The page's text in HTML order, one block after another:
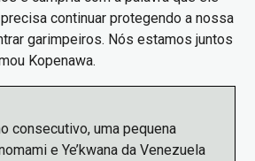
continuar protegendo a nossa
garimpeiros. Nós estamos juntos
Kopenawa.
consecutivo, uma pequena
e Ye’kwana da Venezuela